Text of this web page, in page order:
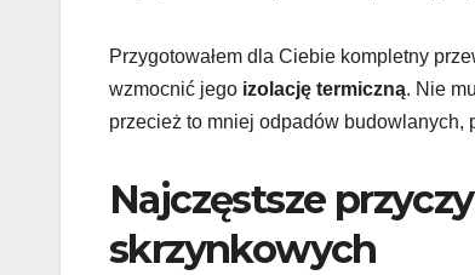
Przygotowałem dla Ciebie kompletny
wzmocnić jego izolację termiczną. Nie
przecież to mniej odpadów budowlanych,
Najczęstsze
skrzynkowych